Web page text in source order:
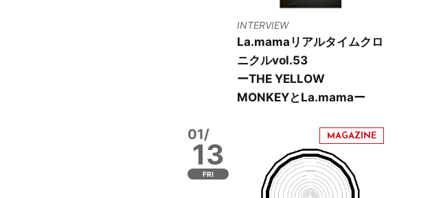
INTERVIEW
La.mamaリアルタイムクロ
ニクルvol.53
ーTHE YELLOW
MONKEYとLa.mamaー
01/
13
FRI